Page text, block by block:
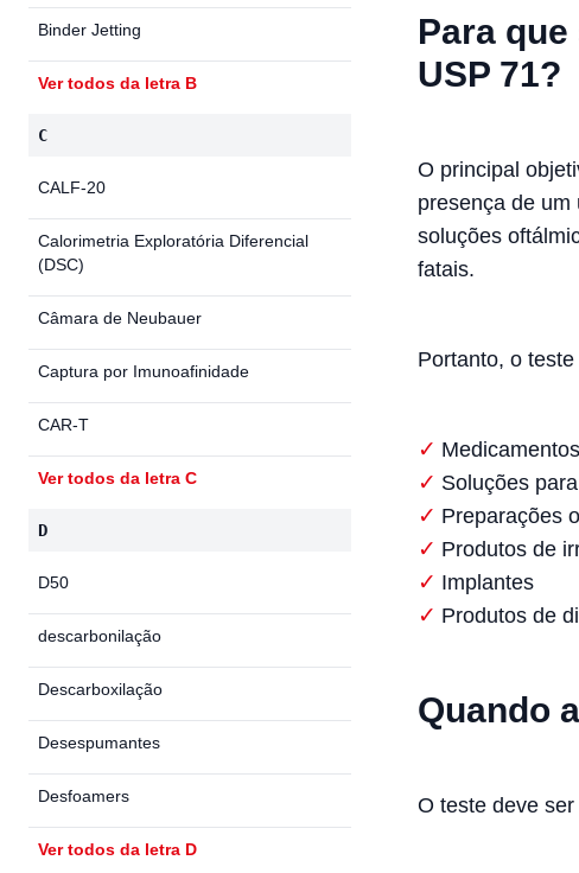
Para
USP 71?
O principal
presença de um
soluções
fatais.
Portanto, o
Soluções
Preparações
Produtos de
Implantes
Produtos de
Quando
O teste deve
Binder Jetting
Ver todos da letra B
C
CALF-20
Calorimetria Exploratória Diferencial
(DSC)
Câmara de Neubauer
Captura por Imunoafinidade
CAR-T
Ver todos da letra C
D
D50
descarbonilação
Descarboxilação
Desespumantes
Desfoamers
Ver todos da letra D